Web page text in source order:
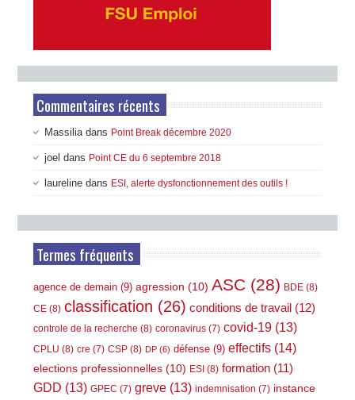
Commentaires récents
Massilia dans Point Break décembre 2020
joel dans Point CE du 6 septembre 2018
laureline dans ESI, alerte dysfonctionnement des outils !
Termes fréquents
agence de demain (9) agression (10) ASC (28) BDE (8)
CE (8) classification (26) conditions de travail (12)
controle de la recherche (8) coronavirus (7) covid-19 (13)
CPLU (8) cre (7) CSP (8) DP (6) défense (9) effectifs (14)
elections professionnelles (10) ESI (8) formation (11)
GDD (13) GPEC (7) greve (13) indemnisation (7) instance